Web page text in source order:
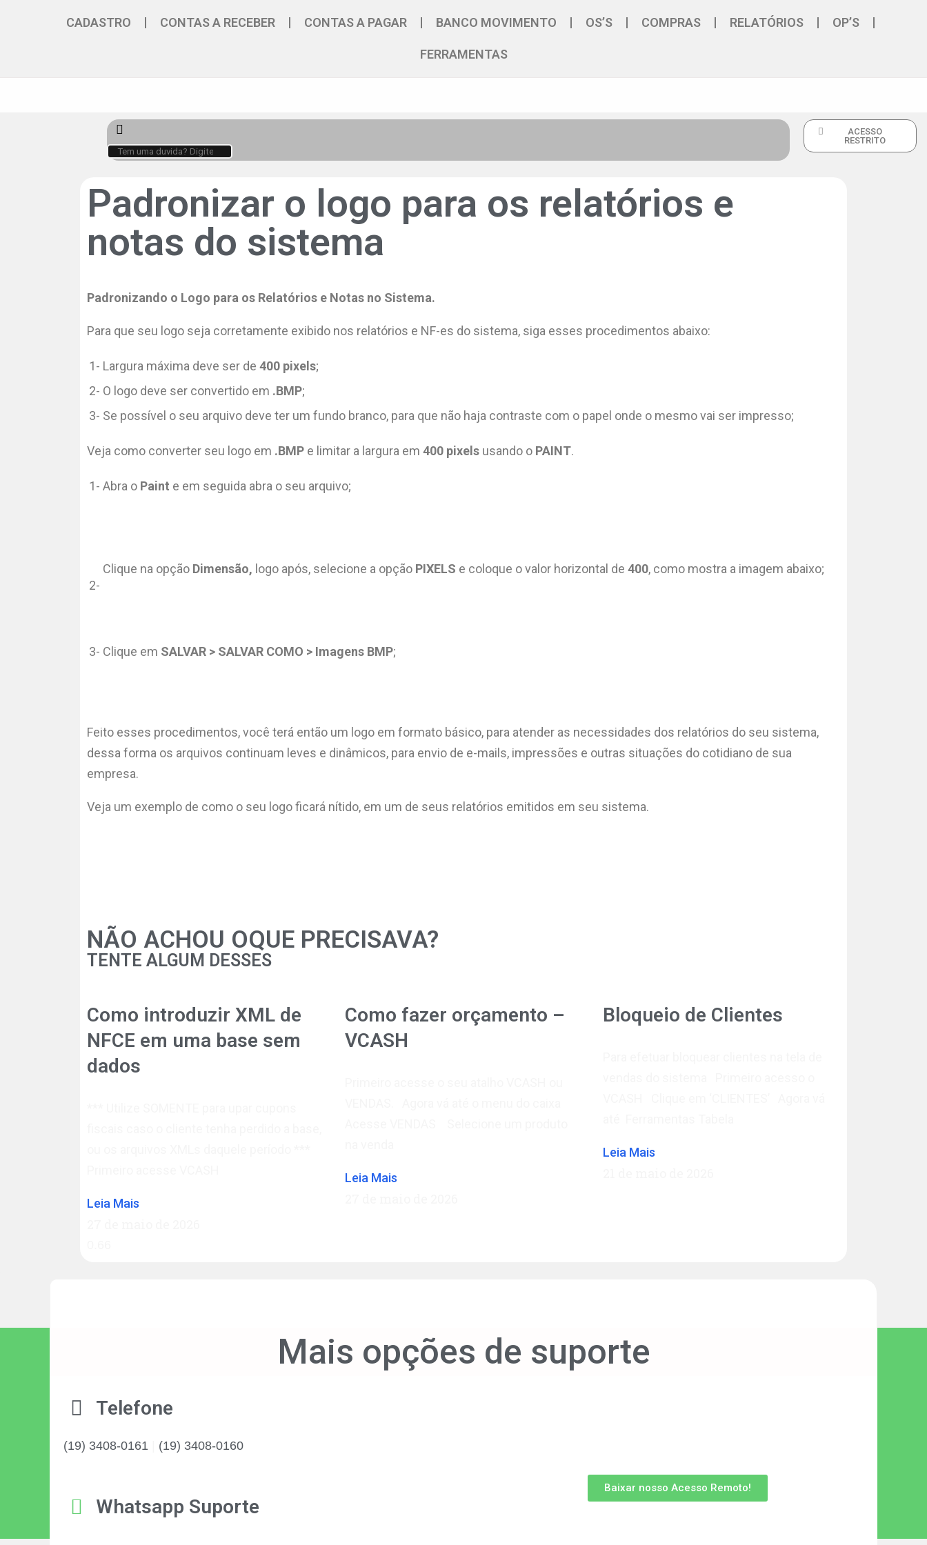
CADASTRO CONTAS A RECEBER CONTAS A PAGAR BANCO MOVIMENTO OS’S COMPRAS RELATÓRIOS OP’S
FERRAMENTAS
ACESSO
RESTRITO
Padronizar o logo para os relatórios e
notas do sistema
Padronizando o Logo para os Relatórios e Notas no Sistema.
Para que seu logo seja corretamente exibido nos relatórios e NF-es do sistema, siga esses procedimentos abaixo:
1- Largura máxima deve ser de 400 pixels;
2- O logo deve ser convertido em .BMP;
3- Se possível o seu arquivo deve ter um fundo branco, para que não haja contraste com o papel onde o mesmo vai ser impresso;
Veja como converter seu logo em .BMP e limitar a largura em 400 pixels usando o PAINT.
1- Abra o Paint e em seguida abra o seu arquivo;
2-
Clique na opção Dimensão, logo após, selecione a opção PIXELS e coloque o valor horizontal de 400, como mostra a imagem abaixo;
3- Clique em SALVAR > SALVAR COMO > Imagens BMP;
Feito esses procedimentos, você terá então um logo em formato básico, para atender as necessidades dos relatórios do seu sistema,
dessa forma os arquivos continuam leves e dinâmicos, para envio de e-mails, impressões e outras situações do cotidiano de sua
empresa.
Veja um exemplo de como o seu logo ficará nítido, em um de seus relatórios emitidos em seu sistema.
NÃO ACHOU OQUE PRECISAVA?
TENTE ALGUM DESSES
Como introduzir XML de
NFCE em uma base sem
dados
Leia Mais
Como fazer orçamento –
VCASH
Leia Mais
Bloqueio de Clientes
Leia Mais
Mais opções de suporte
Telefone
(19) 3408-0161 (19) 3408-0160
Whatsapp Suporte
Baixar nosso Acesso Remoto!